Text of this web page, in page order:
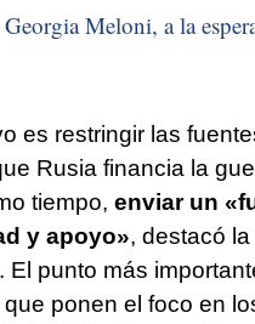
Georgia Meloni, a la
es restringir las
Rusia financia la
tiempo, enviar un
y apoyo», destacó
El punto más
ponen el foco en